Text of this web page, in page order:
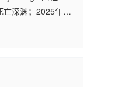
莎拉·爱德华
亡深渊；2025年万
废土，怪物横行